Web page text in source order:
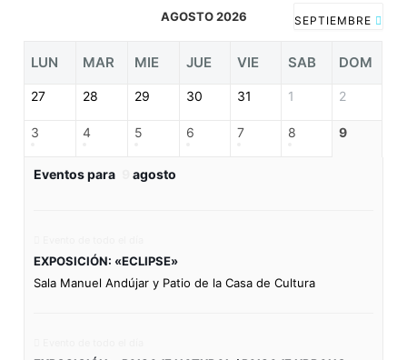
AGOSTO 2026 SEPTIEMBRE
LUN MAR MIE JUE VIE SAB DOM
27 28 29 30 31 1 2
3 4 5 6 7 8 9
Eventos para agosto
EXPOSICIÓN: «ECLIPSE»
Sala Manuel Andújar y Patio de la Casa de Cultura